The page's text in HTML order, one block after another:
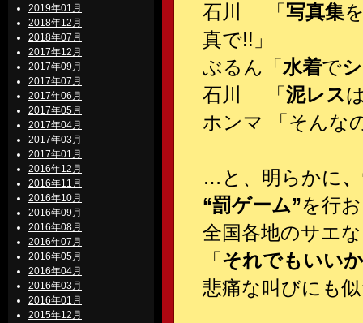
2019年01月
2018年12月
2018年07月
2017年12月
2017年09月
2017年07月
2017年06月
2017年05月
2017年04月
2017年03月
2017年01月
2016年12月
2016年11月
2016年10月
2016年09月
2016年08月
2016年07月
2016年05月
2016年04月
2016年03月
2016年01月
2015年12月
石川 「 写真集
真で!!」
ぶるん「 水着で
石川 「 泥レス
ホンマ 「そんな
…と、明らかに
“罰ゲーム”を行
全国各地のサエ
「 それでもいい
悲痛な叫びにも